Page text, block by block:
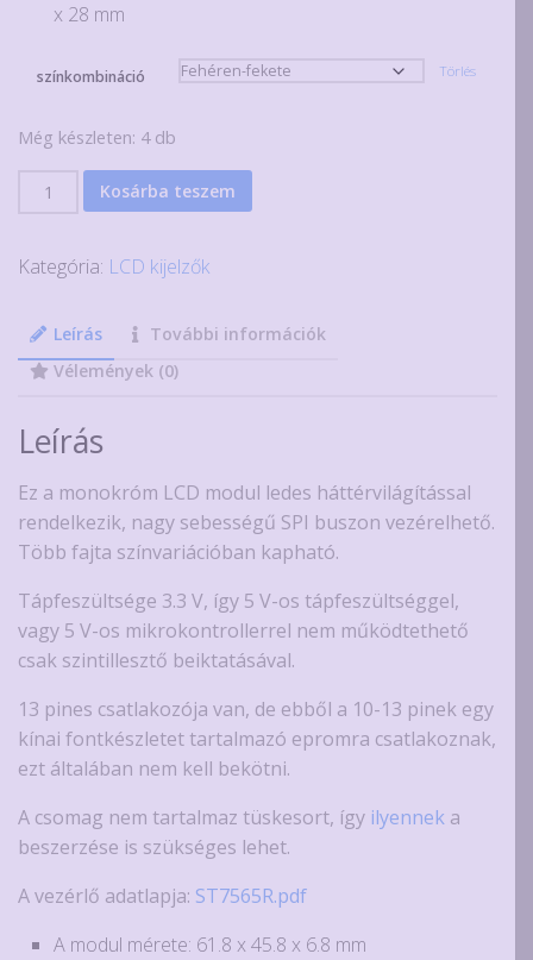
x 28 mm
színkombináció Törlés
Még készleten: 4 db
GMG12864
128x64
SPI,
ST7565R
többféle
mennyiség
Kosárba teszem
Kategória: LCD kijelzők
Leírás
További információk
Vélemények (0)
Leírás
Ez a monokróm LCD modul ledes háttérvilágítással
rendelkezik, nagy sebességű SPI buszon vezérelhető.
Több fajta színvariációban kapható.
Tápfeszültsége 3.3 V, így 5 V-os tápfeszültséggel,
vagy 5 V-os mikrokontrollerrel nem működtethető
csak szintillesztő beiktatásával.
13 pines csatlakozója van, de ebből a 10-13 pinek egy
kínai fontkészletet tartalmazó epromra csatlakoznak,
ezt általában nem kell bekötni.
A csomag nem tartalmaz tüskesort, így ilyennek a
beszerzése is szükséges lehet.
A vezérlő adatlapja: ST7565R.pdf
A modul mérete: 61.8 x 45.8 x 6.8 mm